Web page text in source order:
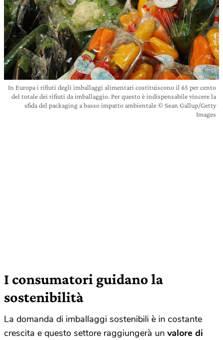
In Europa i rifiuti degli imballaggi alimentari costituiscono il 65 per cento
del totale dei rifiuti da imballaggio. Per questo è indispensabile vincere la
sfida del packaging a basso impatto ambientale © Sean Gallup/Getty
Images
I consumatori guidano la
sostenibilità
La domanda di imballaggi sostenibili è in costante
crescita e questo settore raggiungerà un valore di